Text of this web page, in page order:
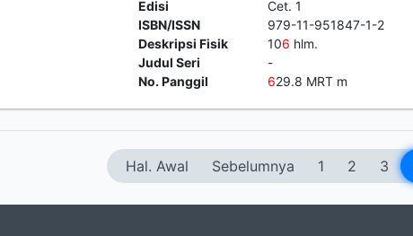
Edisi
Cet. 1
ISBN/ISSN
979-11-951847-1-2
Deskripsi Fisik
106 hlm.
Judul Seri
-
No. Panggil
629.8 MRT m
Hal. Awal Sebelumnya 1 2 3